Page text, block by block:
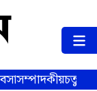
সম্পাদকীয়